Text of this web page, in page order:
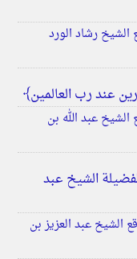
الشيخ رشاد الورد
عند رب العالمين﴾
الشيخ عبد الله بن
27 رجب 1447 خطبة لفضيلة الشيخ عبد
الشيخ عبد العزيز بن